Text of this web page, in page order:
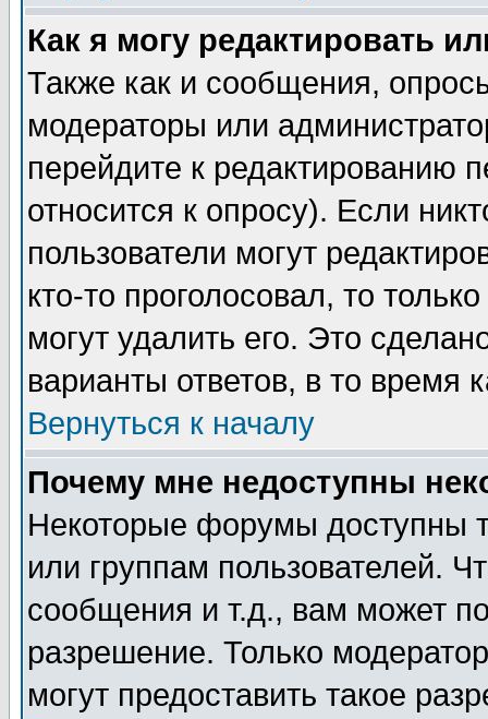
Как я могу редактировать
Также как и сообщения,
модераторы или
перейдите к редактированию
относится к опросу). Если
пользователи могут
кто-то проголосовал, то
могут удалить его. Это
варианты ответов, в то время
Вернуться к началу
Почему мне недоступны
Некоторые форумы доступны
или группам пользователей.
сообщения и т.д., вам может
разрешение. Только
могут предоставить такое